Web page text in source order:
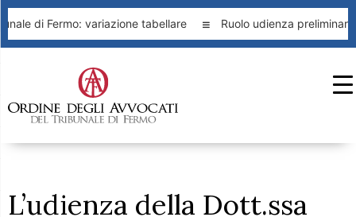
di Fermo: variazione tabellare Ruolo udienza
L’udienza della Dott.ssa